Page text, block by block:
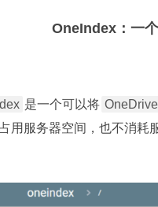
OneIndex：一
是一个可以将 OneDrive
用服务器空间，也不消耗